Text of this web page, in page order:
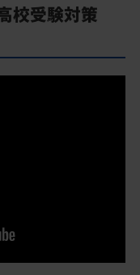
校受験対策